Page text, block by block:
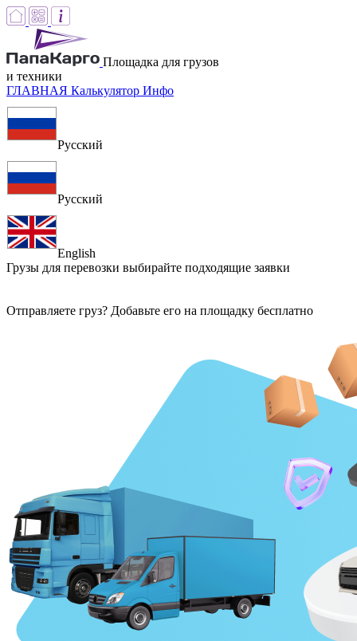
Площадка для грузов
и техники
ГЛАВНАЯ Калькулятор Инфо
Русский
Русский
English
Грузы для перевозки выбирайте подходящие заявки
Отправляете груз? Добавьте его на площадку бесплатно